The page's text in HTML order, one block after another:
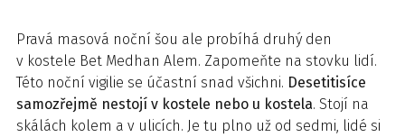
Pravá masová noční šou ale probíhá druhý den
v kostele Bet Medhan Alem. Zapomeňte na stovku lidí.
Této noční vigilie se účastní snad všichni. Desetitisíce
samozřejmě nestojí v kostele nebo u kostela. Stojí na
skálách kolem a v ulicích. Je tu plno už od sedmi, lidé si